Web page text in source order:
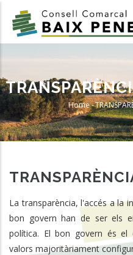
main
Home-
La transparència, l'accés a la
bon govern han de ser els
política. El bon govern és el
valors majoritàriament